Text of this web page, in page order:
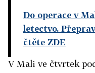
Do operace v
letectvo.
čtěte ZDE
V Mali ve čtvrtek